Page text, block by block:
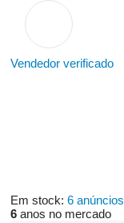
Vendedor verificado
Em stock: 6 anúncios
6 anos no mercado